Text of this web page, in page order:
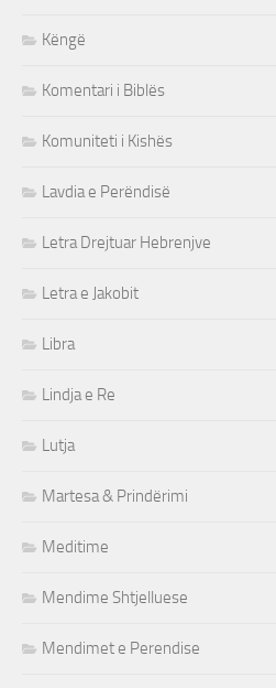
Këngë
Komentari i Biblës
Komuniteti i Kishës
Lavdia e Perëndisë
Letra Drejtuar Hebrenjve
Letra e Jakobit
Libra
Lindja e Re
Lutja
Martesa & Prindërimi
Meditime
Mendime Shtjelluese
Mendimet e Perendise